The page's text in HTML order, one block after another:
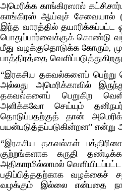
அமெரிக்க காங்கிரஸால்
காங்கிரஸ் ஆய்வுச் சேவையால்
இந்த வாரத்தில் தயாரிக்கப்பட்ட
பொதுப்பார்வைக்குக் கொண்டு
மீது வழக்குதொடுக்க கோரும்,
பாத்திரத்தை வெளிப்படுத்துகிறது
“இரகசிய தகவல்களைப் பெற்று
அல்லது
அமெரிக்காவில்
தகவல்களைப்
பெறுகிற
அளிக்கவோ
செய்யும்
தொடுப்பதற்குத்
தான்
பயன்படுத்தப்படுகின்றன" என்று
“இரகசிய தகவல்கள்
குற்றங்களாக
கருதி
அதிகாரமில்லாமல் வெளியிடப்பட்ட
பதிப்பித்ததற்காக
வழக்கைச்
வழக்கும்
இல்லை என்பதை